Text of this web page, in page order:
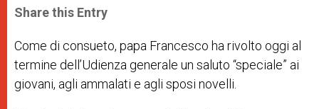
t
s
p
p
s
e
g
e
r
e
b
o
k
Share this Entry
Come di consueto, papa Francesco ha rivolto oggi al
termine dell’Udienza generale un saluto “speciale” ai
giovani, agli ammalati e agli sposi novelli.